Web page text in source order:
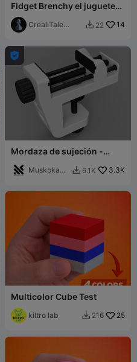
Fidget Brenchy el juguete
antiestrés
CrealiTale
 22 14

Mordaza de sujeción -
MuskokaRe
 6.1K 3.3K
Multicolor Cube Test
kiltro lab  216 25